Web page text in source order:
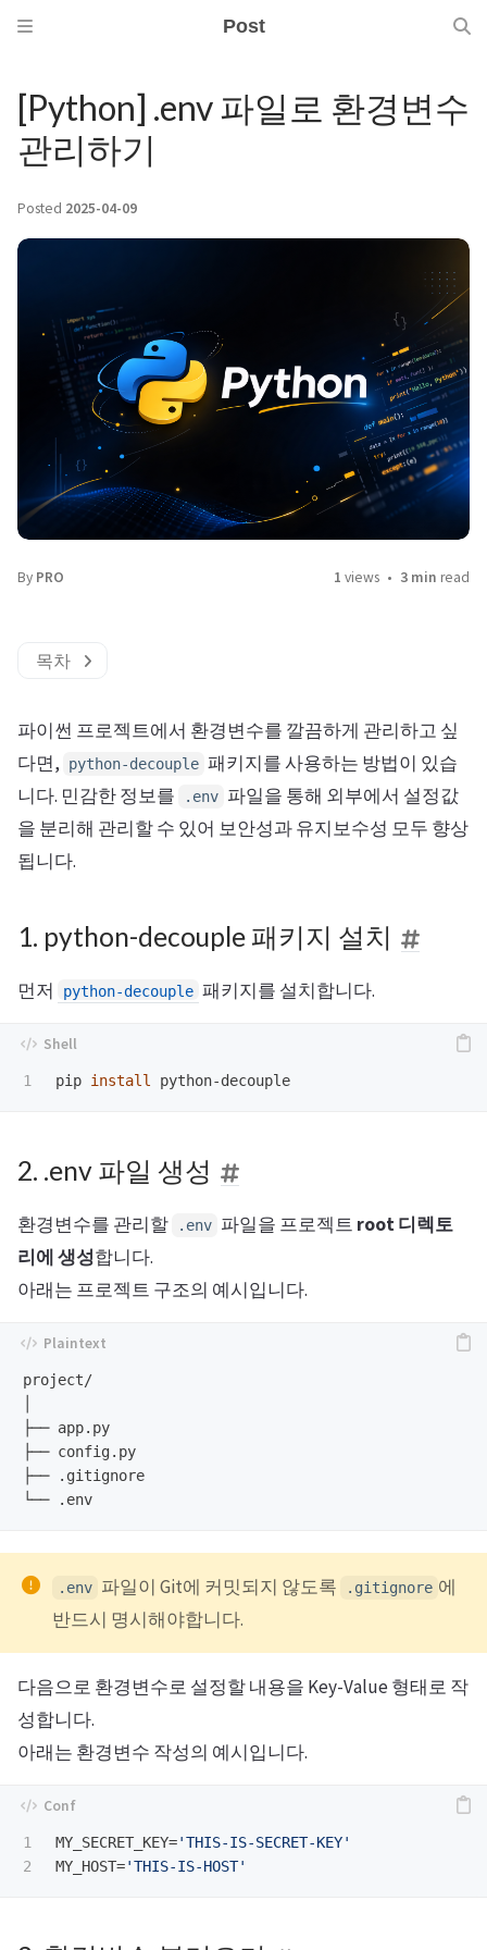
Post
[Python] .env 파일로 환경변수
관리하기
Posted 2025-04-09
By PRO 1 views 3 min read
목차
파이썬 프로젝트에서 환경변수를 깔끔하게 관리하고 싶
다면,
python-decouple 패키지를 사용하는 방법이 있습
니다. 민감한 정보를
.env 파일을 통해 외부에서 설정값
을 분리해 관리할 수 있어 보안성과 유지보수성 모두 향상
됩니다.
1. python-decouple 패키지 설치
먼저 python-decouple 패키지를 설치합니다.
pip install
2. .env 파일 생성
환경변수를 관리할 .env 파일을 프로젝트 root 디렉토
리에 생성합니다.
아래는 프로젝트 구조의 예시입니다.
project/
├── app.py
├── config.py
├── .gitignore
.env 파일이 Git에 커밋되지 않도록 .gitignore 에
반드시 명시해야합니다.
다음으로 환경변수로 설정할 내용을 Key-Value 형태로 작
성합니다.
아래는 환경변수 작성의 예시입니다.
1
MY_SECRET_KEY='THIS-IS-SECRET-KEY'
MY_HOST='THIS-IS-HOST'